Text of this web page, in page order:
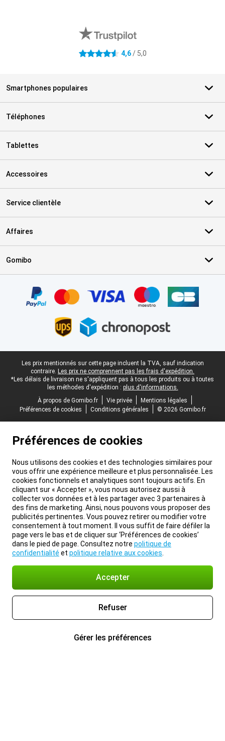
4.6 étoiles 4,6/ 5,0
Smartphones populaires
Téléphones
Tablettes
Accessoires
Service clientèle
Affaires
Gomibo
Pied-de-page légal
Les prix mentionnés sur cette page incluent la TVA, sauf indication
contraire. Les prix ne comprennent pas les frais d'expédition.
*Les délais de livraison ne s'appliquent pas à tous les produits ou à toutes
les méthodes d'expédition : plus d'informations.
À propos de Gomibo.fr
Vie privée
Mentions légales
Préférences de cookies
Conditions générales © 2026 Gomibo.fr
Préférences de cookies
Nous utilisons des cookies et des technologies similaires pour
vous offrir une expérience meilleure et plus personnalisée. Les
cookies fonctionnels et analytiques sont toujours actifs. En
cliquant sur « Accepter », vous nous autorisez aussi à
collecter vos données et à les partager avec 3 partenaires à
des fins de marketing. Ainsi, nous pouvons vous proposer des
publicités pertinentes. Vous pouvez retirer ou modifier votre
consentement à tout moment. Il vous suffit de faire défiler la
page vers le bas et de cliquer sur ‘Préférences de cookies’
dans le pied de page. Consultez notre politique de
confidentialité et politique relative aux cookies
Accepter
Refuser
Gérer les préférences